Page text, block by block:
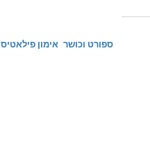
ספורט וכושר אימון פילאטיס